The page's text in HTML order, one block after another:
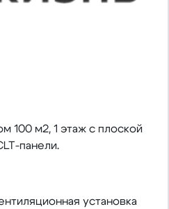
100 м2, 1 этаж с плоской
панели.
установка